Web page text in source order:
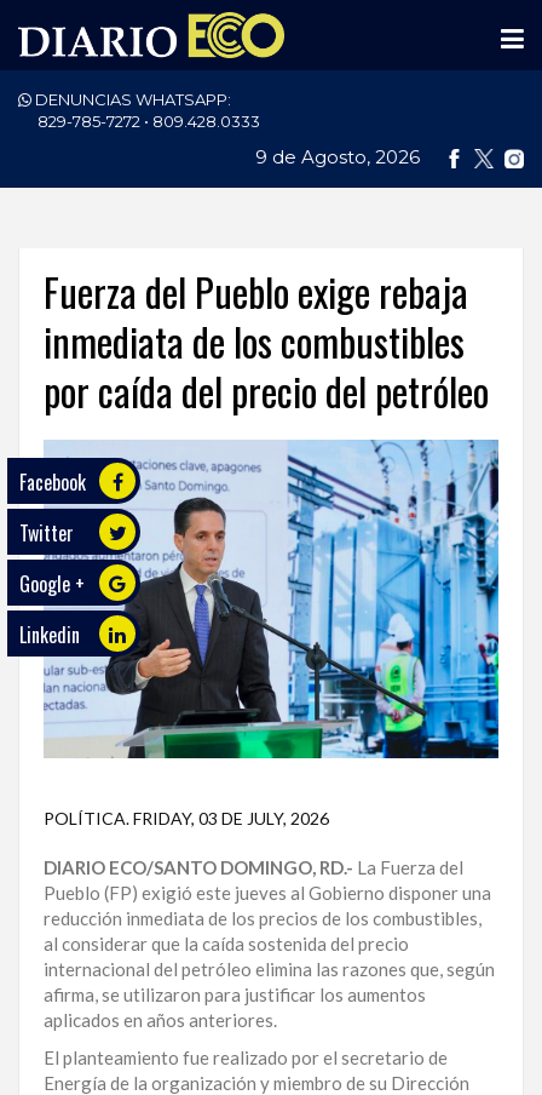
DENUNCIAS WHATSAPP:
829-785-7272 • 809.428.0333
9 de Agosto, 2026
PORTADA
ECONOMÍA
DEPORTES
SALUD
TECNOLOGÍA
ECO
PLAY
TRABAJOS
DE
INVESTIGACIÓN
DISTRITO
SANTO
DOMINGO
SANTIAGO
SAN
JUAN
Fuerza del Pueblo exige rebaja
inmediata de los combustibles
por caída del precio del petróleo
Facebook
Twitter
Google +
Linkedin
POLÍTICA.FRIDAY, 03 DE JULY, 2026
DIARIO ECO/SANTO DOMINGO, RD.- La Fuerza del
Pueblo (FP) exigió este jueves al Gobierno disponer una
reducción inmediata de los precios de los combustibles,
al considerar que la caída sostenida del precio
internacional del petróleo elimina las razones que, según
afirma, se utilizaron para justificar los aumentos
aplicados en años anteriores.
El planteamiento fue realizado por el secretario de
Energía de la organización y miembro de su Dirección